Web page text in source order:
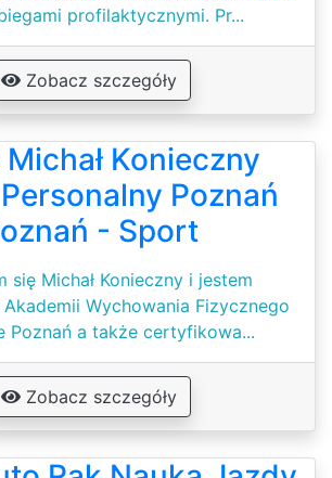
profilaktycznymi. Pr...
Zobacz szczegóły
Konieczny
Poznań
- Sport
się Michał Konieczny i jestem
Wychowania Fizycznego
Poznań a także certyfikowa...
Zobacz szczegóły